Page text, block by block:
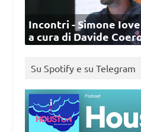
Incontri - Simone
a cura di Davide
Su Spotify e su Telegram